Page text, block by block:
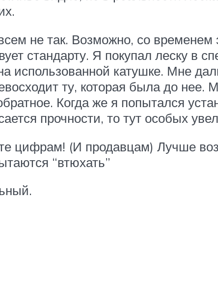
не так. Возможно, со
стандарту. Я покупал леску в
использованной катушке. Мне
ту, которая была до
Когда же я попытался
прочности, то тут особых
цифрам! (И продавцам) Лучше
“втюхать”